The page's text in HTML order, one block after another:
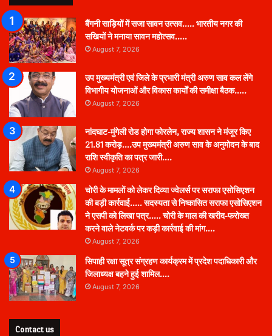
बैंगनी साड़ियों में सजा सावन उत्सव….. भारतीय नगर की
सखियों ने मनाया सावन महोत्सव…..
August 7, 2026
उप मुख्यमंत्री एवं जिले के प्रभारी मंत्री अरुण साव कल लेंगे
विभागीय योजनाओं और विकास कार्यों की समीक्षा बैठक…..
August 7, 2026
नांदघाट-मुंगेली रोड होगा फोरलेन, राज्य शासन ने मंजूर किए
21.81 करोड़….उप मुख्यमंत्री अरुण साव के अनुमोदन के बाद
राशि स्वीकृति का पत्र जारी….
August 7, 2026
चोरी के मामलों को लेकर दिव्या ज्वेलर्स पर सराफा एसोसिएशन
की बड़ी कार्रवाई….. सदस्यता से निष्कासित सराफा एसोसिएशन
ने एसपी को लिखा पत्र….. चोरी के माल की खरीद-फरोख्त
करने वाले नेटवर्क पर कड़ी कार्रवाई की मांग….
August 7, 2026
सिपाही रक्षा सूत्र संग्रहण कार्यक्रम में प्रदेश पदाधिकारी और
जिलाध्यक्ष बहने हुई शामिल….
August 7, 2026
Contact us